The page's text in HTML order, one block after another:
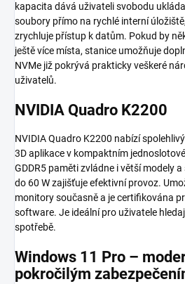
kapacita dává uživateli svobodu
soubory přímo na rychlé interní
zrychluje přístup k datům. Pokud by
ještě více místa, stanice umožňuje
NVMe již pokrývá prakticky veškeré
uživatelů.
NVIDIA Quadro K2200
NVIDIA Quadro K2200 nabízí
3D aplikace v kompaktním
GDDR5 paměti zvládne i větší modely
do 60 W zajišťuje efektivní provoz.
monitory současně a je certifikována
software. Je ideální pro uživatele
spotřebě.
Windows 11 Pro –
pokročilým